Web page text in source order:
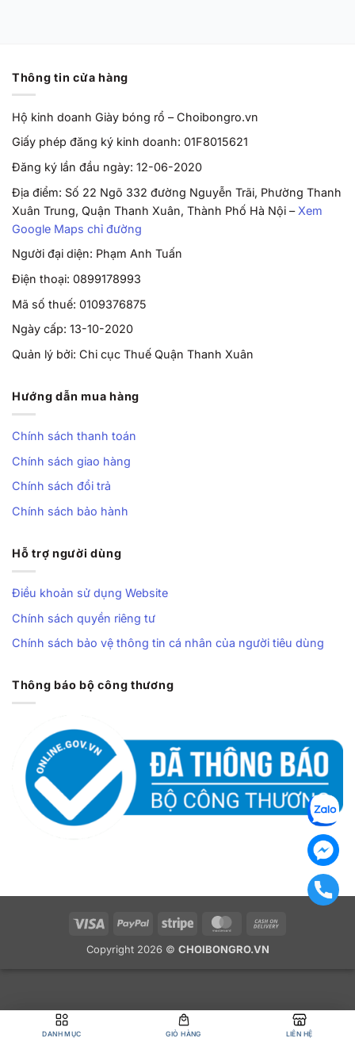
Thông tin cửa hàng
Hộ kinh doanh Giày bóng rổ – Choibongro.vn
Giấy phép đăng ký kinh doanh: 01F8015621
Đăng ký lần đầu ngày: 12-06-2020
Địa điểm: Số 22 Ngõ 332 đường Nguyễn Trãi, Phường Thanh
Xuân Trung, Quận Thanh Xuân, Thành Phố Hà Nội – Xem
Google Maps chỉ đường
Người đại diện: Phạm Anh Tuấn
Điện thoại: 0899178993
Mã số thuế: 0109376875
Ngày cấp: 13-10-2020
Quản lý bởi: Chi cục Thuế Quận Thanh Xuân
Hướng dẫn mua hàng
Chính sách thanh toán
Chính sách giao hàng
Chính sách đổi trả
Chính sách bảo hành
Hỗ trợ người dùng
Điều khoản sử dụng Website
Chính sách quyền riêng tư
Chính sách bảo vệ thông tin cá nhân của người tiêu dùng
Thông báo bộ công thương
Visa PayPal Stripe MasterCard
Copyright 2026 © CHOIBONGRO.VN
DANH MỤC GIỎ HÀNG LIÊN HỆ